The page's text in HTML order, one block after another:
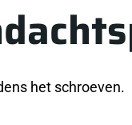
het schroeven.